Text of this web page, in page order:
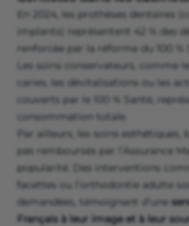
En 2024, les prothèses dentaires
implants) représentent 42 % des
renforcée par la réforme du 100 %
Les soins conservateurs, comme
caries, les dévitalisations ou les
couverts par le 100 % Santé,
consommation totale.
Par ailleurs, les soins esthétiques,
pas remboursés par l’Assurance
popularité. Des interventions
facettes ou l’orthodontie adulte
demandées, témoignant d’une
Français à leur image et à leur